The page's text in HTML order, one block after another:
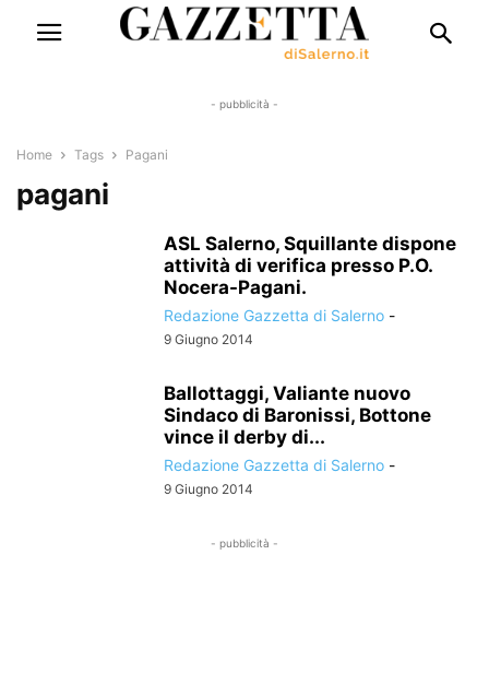
- pubblicità -
Home Tags Pagani
pagani
ASL Salerno, Squillante dispone
attività di verifica presso P.O.
Nocera-Pagani.
Redazione Gazzetta di Salerno -
9 Giugno 2014
Ballottaggi, Valiante nuovo
Sindaco di Baronissi, Bottone
vince il derby di...
Redazione Gazzetta di Salerno -
9 Giugno 2014
- pubblicità -